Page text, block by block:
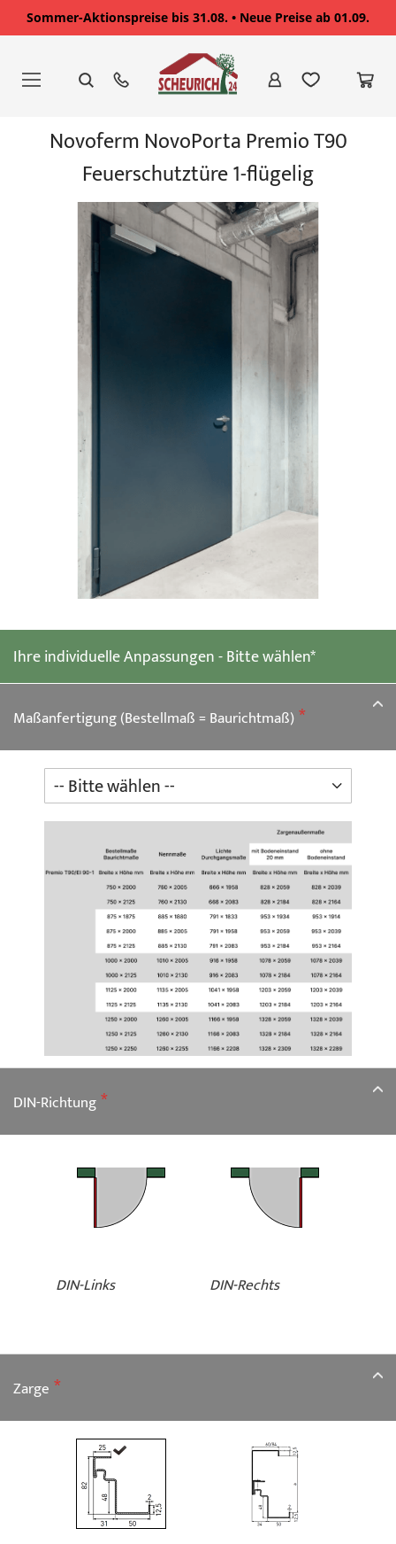
Sommer-Aktionspreise bis 31.08. • Neue Preise ab 01.09.
springen
Ihre individuelle Anpassungen - Bitte wählen*
Maßanfertigung (Bestellmaß = Baurichtmaß)
DIN-Richtung
DIN-Links DIN-Rechts
Zarge
Novoferm NovoPorta Premio T90
Feuerschutztüre 1-flügelig
Bildgalerie